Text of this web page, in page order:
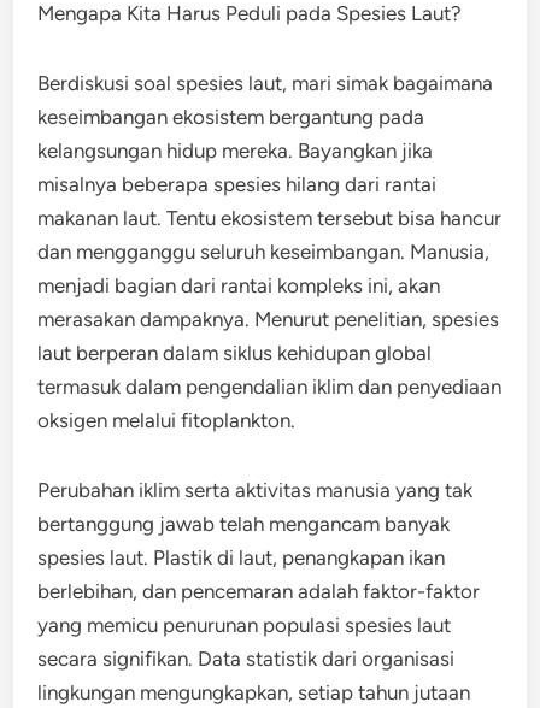
Mengapa Kita Harus Peduli pada Spesies Laut?
Berdiskusi soal spesies laut, mari simak bagaimana
keseimbangan ekosistem bergantung pada
kelangsungan hidup mereka. Bayangkan jika
misalnya beberapa spesies hilang dari rantai
makanan laut. Tentu ekosistem tersebut bisa hancur
dan mengganggu seluruh keseimbangan. Manusia,
menjadi bagian dari rantai kompleks ini, akan
merasakan dampaknya. Menurut penelitian, spesies
laut berperan dalam siklus kehidupan global
termasuk dalam pengendalian iklim dan penyediaan
oksigen melalui fitoplankton.
Perubahan iklim serta aktivitas manusia yang tak
bertanggung jawab telah mengancam banyak
spesies laut. Plastik di laut, penangkapan ikan
berlebihan, dan pencemaran adalah faktor-faktor
yang memicu penurunan populasi spesies laut
secara signifikan. Data statistik dari organisasi
lingkungan mengungkapkan, setiap tahun jutaan